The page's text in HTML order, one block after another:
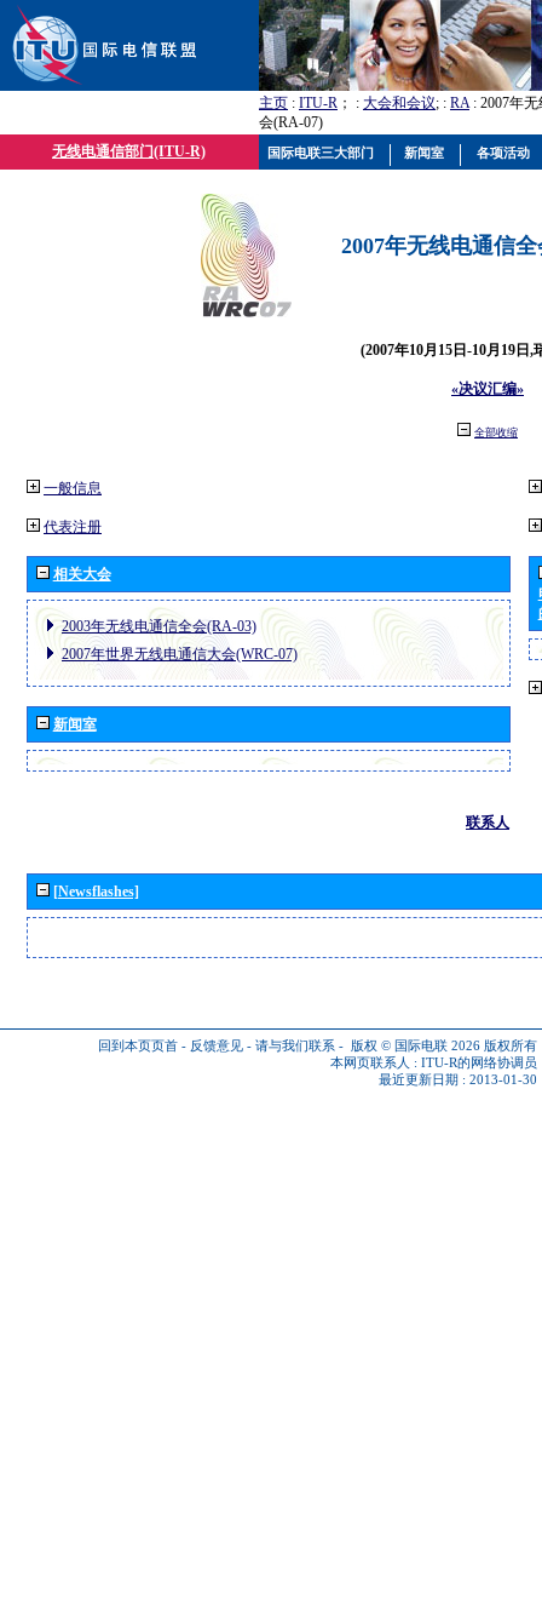
主页 : ITU-R ； : 大会和会议; : RA: 2007年
会(RA-07)
无线电通信部门(ITU-R)
2007年无线电通信
(2007年10月15日-10月19日,
«决议汇编»
全部收缩
一般信息
代表注册
相关大会
2003年无线电通信全会(RA-03)
2007年世界无线电通信大会(WRC-07)
新闻室
联系人
[Newsflashes]
回到本页页首 - 反馈意见 - 请与我们联系 - 版权 © 国际电联 2026 版权所有
本网页联系人 : ITU-R的网络协调员
最近更新日期 : 2013-01-30
国际电联三大部门 新闻室 各项活动